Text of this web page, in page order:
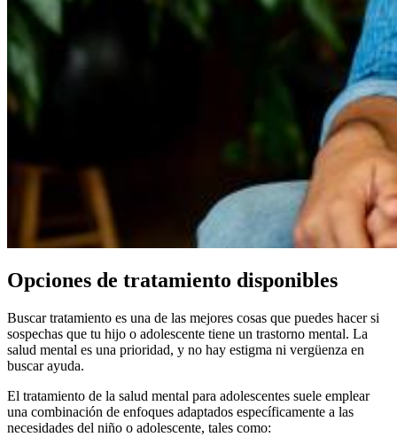
Opciones de tratamiento disponibles
Buscar tratamiento es una de las mejores cosas que puedes hacer si
sospechas que tu hijo o adolescente tiene un trastorno mental. La
salud mental es una prioridad, y no hay estigma ni vergüenza en
buscar ayuda.
El tratamiento de la salud mental para adolescentes suele emplear
una combinación de enfoques adaptados específicamente a las
necesidades del niño o adolescente, tales como: